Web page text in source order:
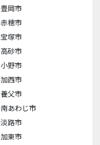
豊岡市
赤穂市
宝塚市
高砂市
小野市
加西市
養父市
南あわじ市
淡路市
加東市